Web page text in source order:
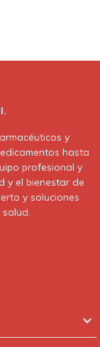
y
hasta
profesional y
y el bienestar de
y soluciones
